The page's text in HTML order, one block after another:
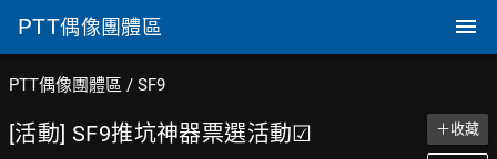
PTT偶像團體區
PTT偶像團體區 / SF9
[活動] SF9推坑神器票選活動☑ ＋收藏